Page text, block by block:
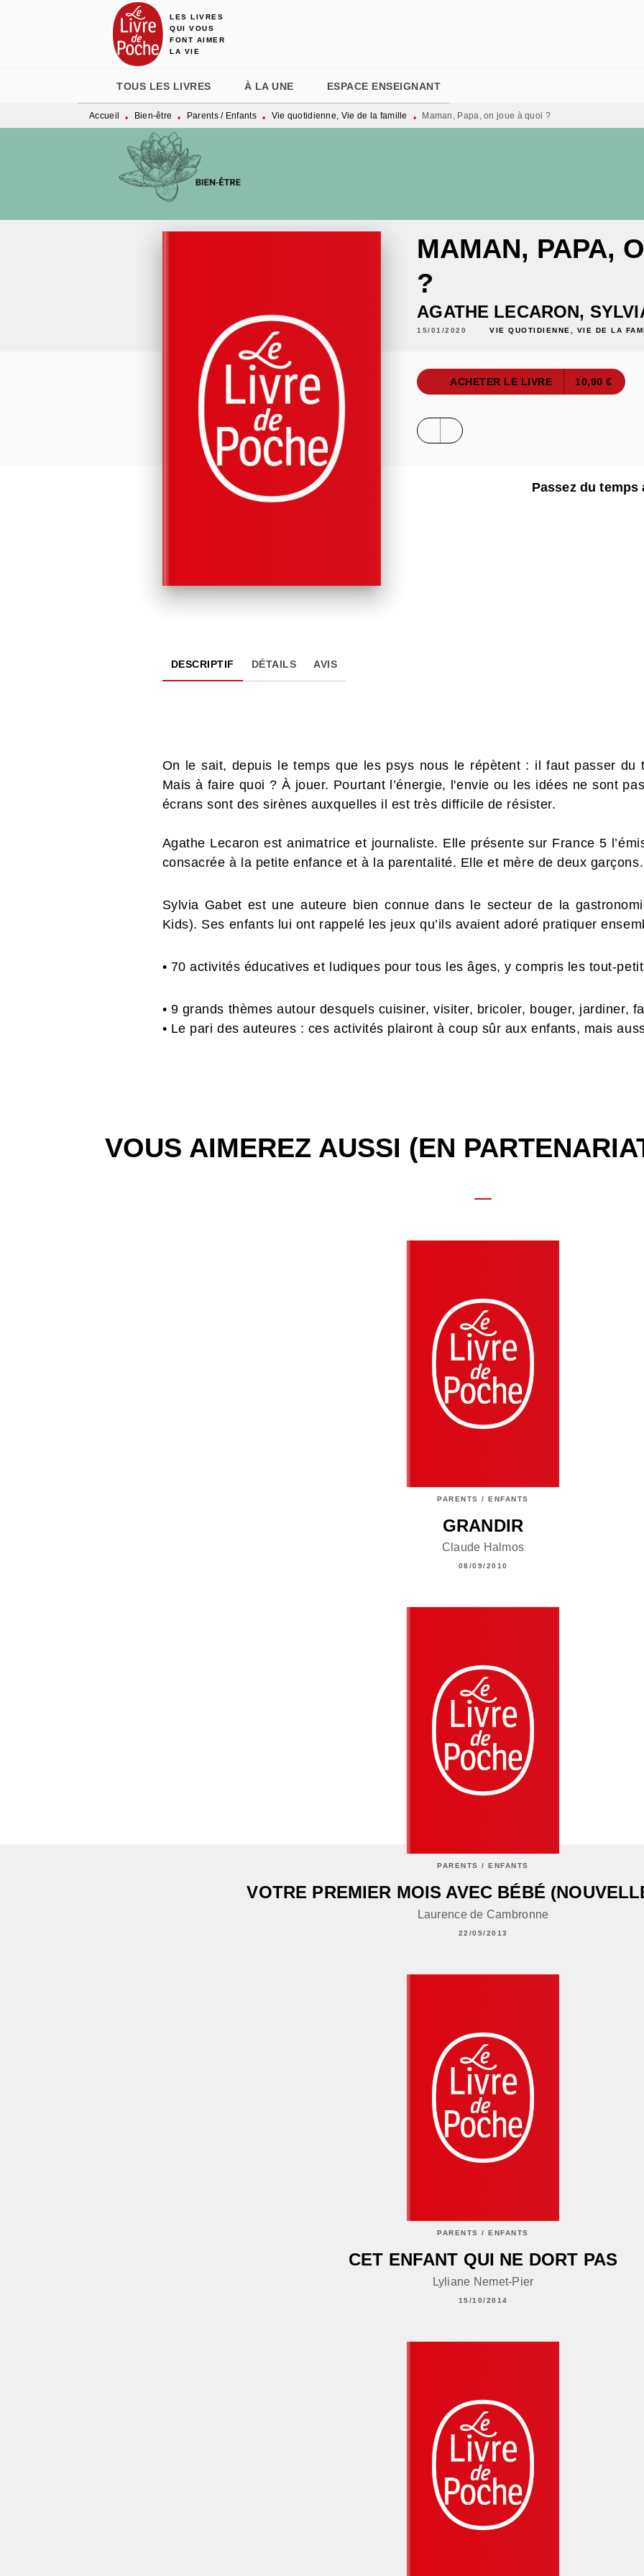
MENU RECHERCHE
LES LIVRES
QUI VOUS
FONT AIMER
LA VIE
TOUS LES LIVRES À LA UNE ESPACE ENSEIGNANT
Accueil • Bien-être • Parents / Enfants • Vie quotidienne, Vie de la famille • Maman, Papa, on joue à quoi ?
MAMAN, PAPA,
?
AGATHE LECARON,
15/01/2020 VIE QUOTIDIENNE, VIE DE LA
ACHETER LE LIVRE 10,90 €
Passez du
DESCRIPTIF DÉTAILS AVIS
On le sait, depuis le temps que les psys nous le répètent : il faut passer du
Mais à faire quoi ? À jouer. Pourtant l’énergie, l'envie ou les idées ne sont
écrans sont des sirènes auxquelles il est très difficile de résister.
Agathe Lecaron est animatrice et journaliste. Elle présente sur France 5
consacrée à la petite enfance et à la parentalité. Elle et mère de deux garçons.
Sylvia Gabet est une auteure bien connue dans le secteur de la
Kids). Ses enfants lui ont rappelé les jeux qu’ils avaient adoré pratiquer
• 70 activités éducatives et ludiques pour tous les âges, y compris les tout-
• 9 grands thèmes autour desquels cuisiner, visiter, bricoler, bouger, jardiner,
• Le pari des auteures : ces activités plairont à coup sûr aux enfants, mais
VOUS AIMEREZ AUSSI (EN
PARENTS / ENFANTS
GRANDIR
Claude Halmos
08/09/2010
PARENTS / ENFANTS
VOTRE PREMIER MOIS AVEC BÉBÉ
Laurence de Cambronne
22/05/2013
PARENTS / ENFANTS
CET ENFANT QUI NE DORT PAS
Lyliane Nemet-Pier
15/10/2014